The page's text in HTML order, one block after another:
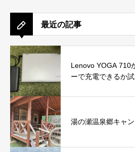
最近の記事
Lenovo YOGA 710
ーで充電できるか
湯の瀬温泉郷キャ